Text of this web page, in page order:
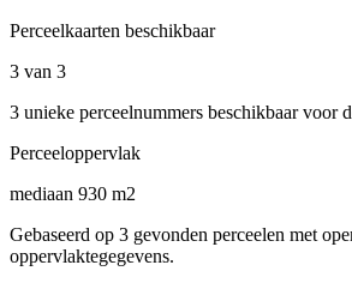
Perceelkaarten beschikbaar
3 van 3
3 unieke perceelnummers beschikbaar voor
Perceeloppervlak
mediaan 930 m2
Gebaseerd op 3 gevonden perceelen met
oppervlaktegegevens.